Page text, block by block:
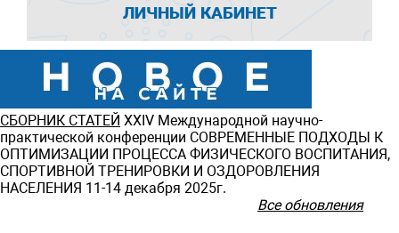
ЛИЧНЫЙ КАБИНЕТ
СБОРНИК СТАТЕЙ ХXIV Международной научно-
практической конференции СОВРЕМЕННЫЕ ПОДХОДЫ К
ОПТИМИЗАЦИИ ПРОЦЕССА ФИЗИЧЕСКОГО ВОСПИТАНИЯ,
СПОРТИВНОЙ ТРЕНИРОВКИ И ОЗДОРОВЛЕНИЯ
НАСЕЛЕНИЯ 11-14 декабря 2025г.
Все обновления